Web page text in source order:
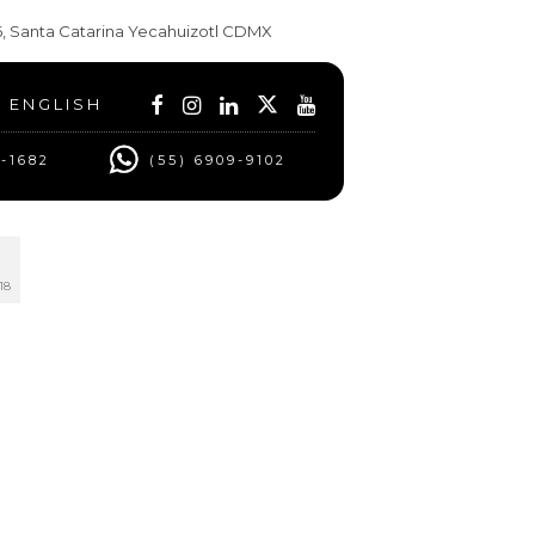
Santa Catarina Yecahuizotl CDMX
ENGLISH
(55) 6909-9102